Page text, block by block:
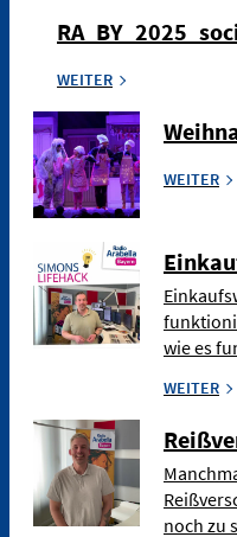
WEITER
WEITER
wie es
WEITER
noch zu